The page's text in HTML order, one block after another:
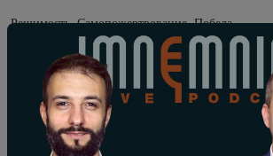
Решимость, Самопожертвование, Победа.
Голодающий политзаключенный Нарек Самсонян
9-й день голодовки
65-й день незаконного ареста